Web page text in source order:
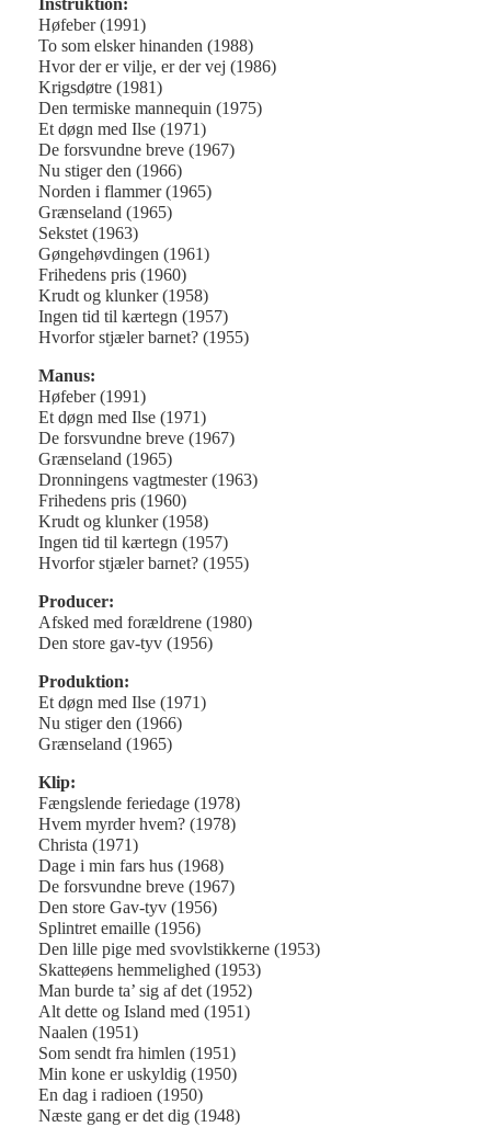
Instruktion:
Høfeber (1991)
To som elsker hinanden (1988)
Hvor der er vilje, er der vej (1986)
Krigsdøtre (1981)
Den termiske mannequin (1975)
Et døgn med Ilse (1971)
De forsvundne breve (1967)
Nu stiger den (1966)
Norden i flammer (1965)
Grænseland (1965)
Sekstet (1963)
Gøngehøvdingen (1961)
Frihedens pris (1960)
Krudt og klunker (1958)
Ingen tid til kærtegn (1957)
Hvorfor stjæler barnet? (1955)
Manus:
Høfeber (1991)
Et døgn med Ilse (1971)
De forsvundne breve (1967)
Grænseland (1965)
Dronningens vagtmester (1963)
Frihedens pris (1960)
Krudt og klunker (1958)
Ingen tid til kærtegn (1957)
Hvorfor stjæler barnet? (1955)
Producer:
Afsked med forældrene (1980)
Den store gav-tyv (1956)
Produktion:
Et døgn med Ilse (1971)
Nu stiger den (1966)
Grænseland (1965)
Klip:
Fængslende feriedage (1978)
Hvem myrder hvem? (1978)
Christa (1971)
Dage i min fars hus (1968)
De forsvundne breve (1967)
Den store Gav-tyv (1956)
Splintret emaille (1956)
Den lille pige med svovlstikkerne (1953)
Skatteøens hemmelighed (1953)
Man burde ta’ sig af det (1952)
Alt dette og Island med (1951)
Naalen (1951)
Som sendt fra himlen (1951)
Min kone er uskyldig (1950)
En dag i radioen (1950)
Næste gang er det dig (1948)